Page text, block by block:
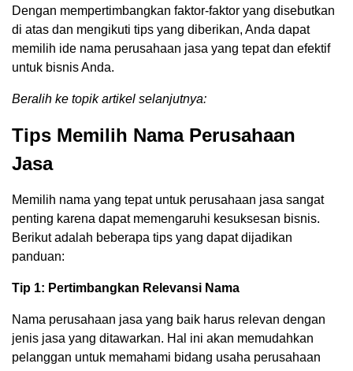
Dengan mempertimbangkan faktor-faktor yang disebutkan
di atas dan mengikuti tips yang diberikan, Anda dapat
memilih ide nama perusahaan jasa yang tepat dan efektif
untuk bisnis Anda.
Beralih ke topik artikel selanjutnya:
Tips Memilih Nama Perusahaan
Jasa
Memilih nama yang tepat untuk perusahaan jasa sangat
penting karena dapat memengaruhi kesuksesan bisnis.
Berikut adalah beberapa tips yang dapat dijadikan
panduan:
Tip 1: Pertimbangkan Relevansi Nama
Nama perusahaan jasa yang baik harus relevan dengan
jenis jasa yang ditawarkan. Hal ini akan memudahkan
pelanggan untuk memahami bidang usaha perusahaan